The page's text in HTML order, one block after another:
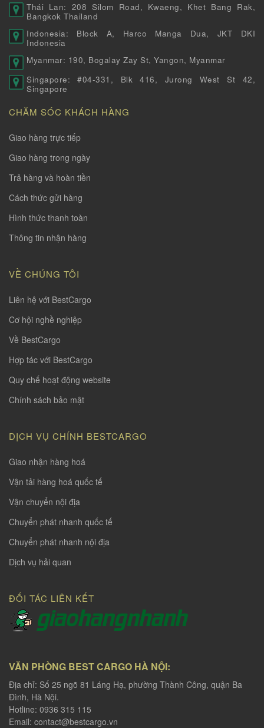
Thái Lan: 208 Silom Road, Kwaeng, Khet Bang Rak,
Bangkok Thailand
Indonesia: Block A, Harco Manga Dua, JKT DKI
Indonesia
Myanmar: 190, Bogalay Zay St, Yangon, Myanmar
Singapore: #04-331, Blk 416, Jurong West St 42,
Singapore
CHĂM SÓC KHÁCH HÀNG
Giao hàng trực tiếp
Giao hàng trong ngày
Trả hàng và hoàn tiền
Cách thức gửi hàng
Hình thức thanh toàn
Thông tin nhận hàng
VỀ CHÚNG TÔI
Liên hệ với BestCargo
Cơ hội nghề nghiệp
Về BestCargo
Hợp tác với BestCargo
Quy chế hoạt động website
Chính sách bảo mật
DỊCH VỤ CHÍNH BESTCARGO
Giao nhận hàng hoá
Vận tải hàng hoá quốc tế
Vận chuyển nội địa
Chuyển phát nhanh quốc tế
Chuyển phát nhanh nội địa
Dịch vụ hải quan
ĐỐI TÁC LIÊN KẾT
VĂN PHÒNG BEST CARGO HÀ NỘI:
Địa chỉ: Số 25 ngõ 81 Láng Hạ, phường Thành Công, quận Ba
Đình, Hà Nội.
Hotline: 0936 315 115
Email: contact@bestcargo.vn